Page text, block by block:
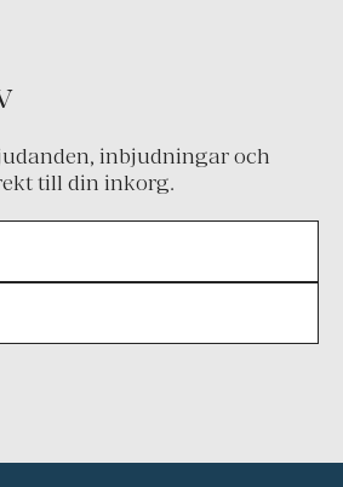
inbjudningar och
till din inkorg.